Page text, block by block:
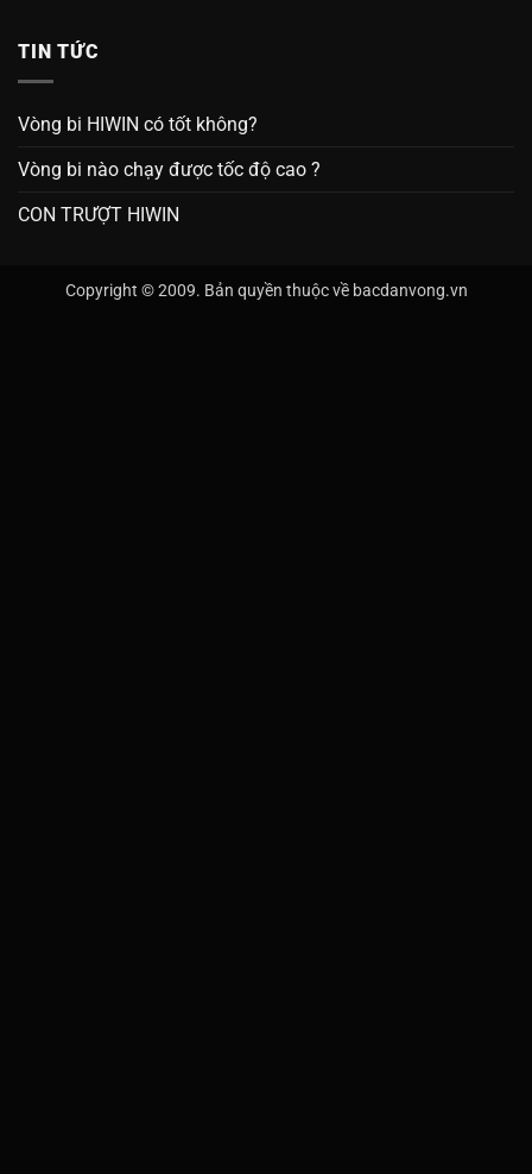
TIN TỨC
Vòng bi HIWIN có tốt không?
Vòng bi nào chạy được tốc độ cao ?
CON TRƯỢT HIWIN
Copyright © 2009. Bản quyền thuộc về bacdanvong.vn